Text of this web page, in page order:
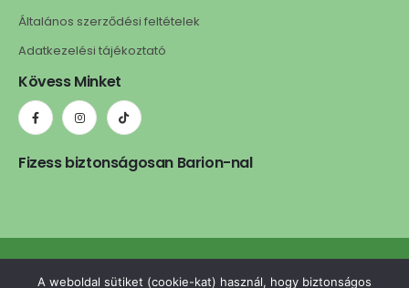
Általános szerződési feltételek
Adatkezelési tájékoztató
Kövess Minket
Fizess biztonságosan Barion-nal
ledls.hu © 2025. Minden jog fenntartva. | A weboldalt készítette:
A weboldal sütiket (cookie-kat) használ, hogy biztonságos